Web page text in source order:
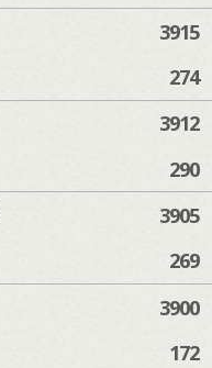
3915
274
3912
290
3905
269
3900
172